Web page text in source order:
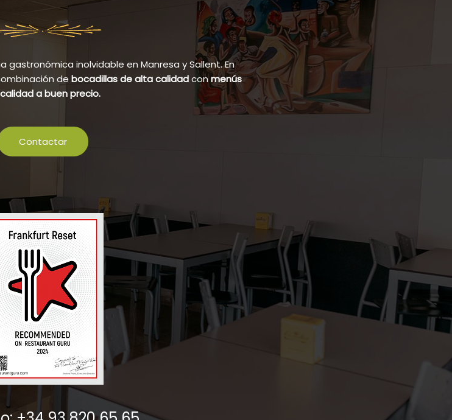
gastronómica inolvidable en Manresa y Sallent. En
de bocadillas de alta calidadconmenús
a buen precio.
Contactar